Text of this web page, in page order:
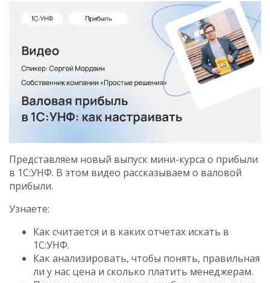
Представляем новый выпуск мини-курса о прибыли
в 1С:УНФ. В этом видео рассказываем о валовой
прибыли.
Узнаете:
Как считается и в каких отчетах искать в
1С:УНФ.
Как анализировать, чтобы понять, правильная
ли у нас цена и сколько платить менеджерам.